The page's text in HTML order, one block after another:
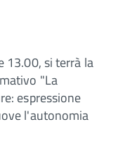
13.00, si terrà la
"La
espressione
l'autonomia